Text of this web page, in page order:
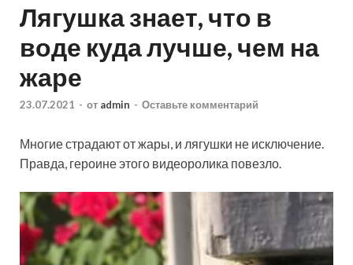
Лягушка знает, что в
воде куда лучше, чем на
жаре
23.07.2021 - от admin - Оставьте комментарий
Многие страдают от жары, и лягушки не исключение.
Правда, героине этого видеоролика повезло.